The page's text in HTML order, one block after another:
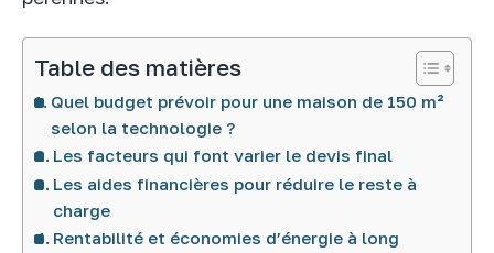
Table des matières
Quel budget prévoir pour une maison de 150 m²
selon la technologie ?
Les facteurs qui font varier le devis final
Les aides financières pour réduire le reste à
charge
Rentabilité et économies d’énergie à long